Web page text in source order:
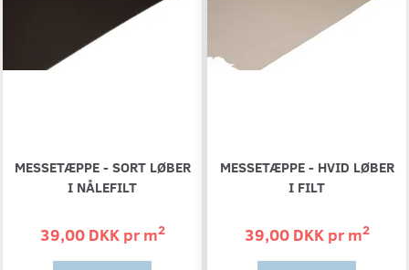
MESSETÆPPE - SORT LØBER
I NÅLEFILT
39,00 DKK prm2
MESSETÆPPE - HVID LØBER
I FILT
39,00 DKK prm2